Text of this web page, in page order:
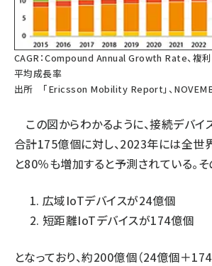
CAGR：Compound Annual Growth Rate、複
平均成長率
出所 「Ericsson Mobility Report」、
この図からわかるように、接続デバイ
合計175億個に対し、2023年には全世
と80％も増加すると予測されている。そ
広域IoTデバイスが24億個
短距離IoTデバイスが174億個
となっており、約200億個（24億個＋